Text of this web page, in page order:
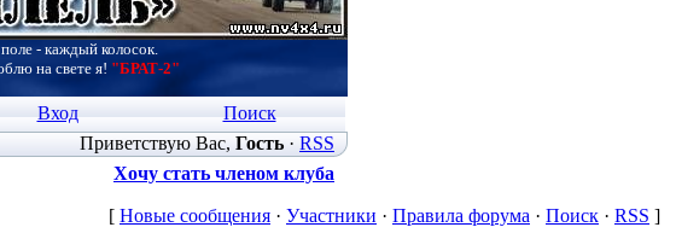
- каждый колосок.
на свете я! "БРАТ-2"
Вход
Поиск
Приветствую Вас, Гость· RSS
Хочу стать членом клуба
[ Новые сообщения · Участники · Правила форума · Поиск · RSS ]